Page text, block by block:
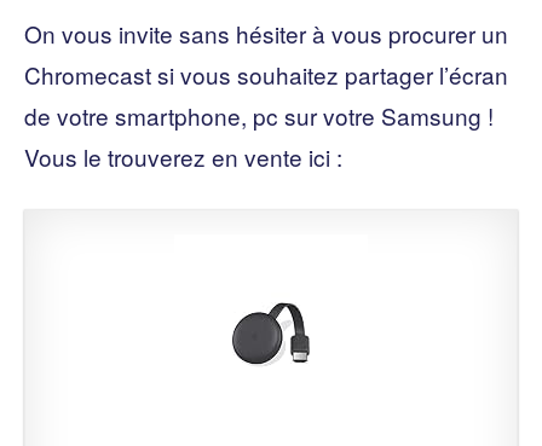
On vous invite sans hésiter à vous procurer un
Chromecast si vous souhaitez partager l’écran
de votre smartphone, pc sur votre Samsung !
Vous le trouverez en vente ici :